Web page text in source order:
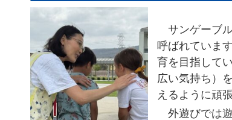
サンゲーブ
呼ばれていま
育を目指して
広い気持ち）
えるように頑
外遊びでは